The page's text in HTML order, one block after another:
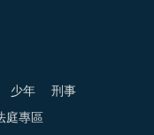
少年 刑事
庭專區